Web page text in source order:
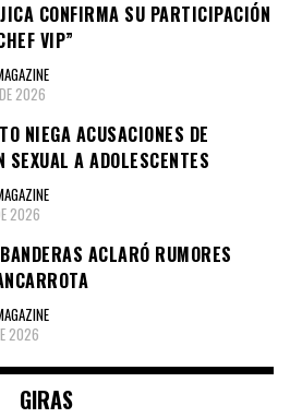
CONFIRMA SU PARTICIPACIÓN
VIP”
2026
NIEGA ACUSACIONES DE
SEXUAL A ADOLESCENTES
2026
ACLARÓ RUMORES
2026
GIRAS